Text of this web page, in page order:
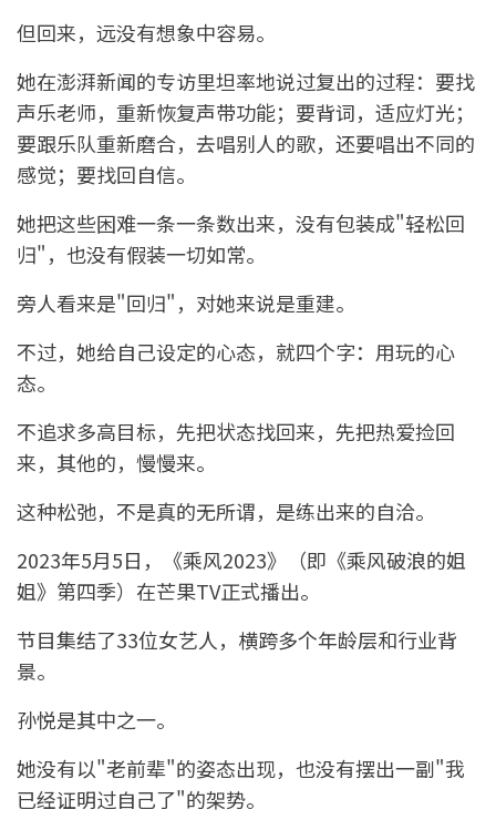
但回来，远没有想象中容易。
她在澎湃新闻的专访里坦率地说过复出的过程：要找
声乐老师，重新恢复声带功能；要背词，适应灯光；
要跟乐队重新磨合，去唱别人的歌，还要唱出不同的
感觉；要找回自信。
她把这些困难一条一条数出来，没有包装成"轻松回
归"，也没有假装一切如常。
旁人看来是"回归"，对她来说是重建。
不过，她给自己设定的心态，就四个字：用玩的心
态。
不追求多高目标，先把状态找回来，先把热爱捡回
来，其他的，慢慢来。
这种松弛，不是真的无所谓，是练出来的自洽。
2023年5月5日，《乘风2023》（即《乘风破浪的姐
姐》第四季）在芒果TV正式播出。
节目集结了33位女艺人，横跨多个年龄层和行业背
景。
孙悦是其中之一。
她没有以"老前辈"的姿态出现，也没有摆出一副"我
已经证明过自己了"的架势。